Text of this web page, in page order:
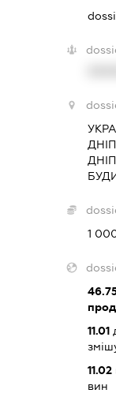
1
11.01
11.02
вин